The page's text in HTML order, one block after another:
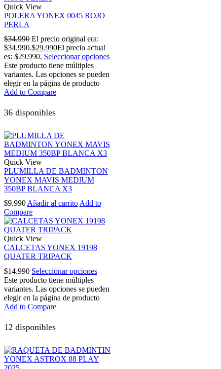
Quick View
POLERA YONEX 0045 ROJO
PERLA
$34.990 El precio original era:
$34.990.$29.990El precio actual
es: $29.990. Seleccionar opciones
Este producto tiene múltiples
variantes. Las opciones se pueden
elegir en la página de producto
Add to Compare
36 disponibles
Quick View
PLUMILLA DE BADMINTON
YONEX MAVIS MEDIUM
350BP BLANCA X3
$9.990 Añadir al carrito Add to
Compare
Quick View
CALCETAS YONEX 19198
QUATER TRIPACK
$14.990 Seleccionar opciones
Este producto tiene múltiples
variantes. Las opciones se pueden
elegir en la página de producto
Add to Compare
12 disponibles